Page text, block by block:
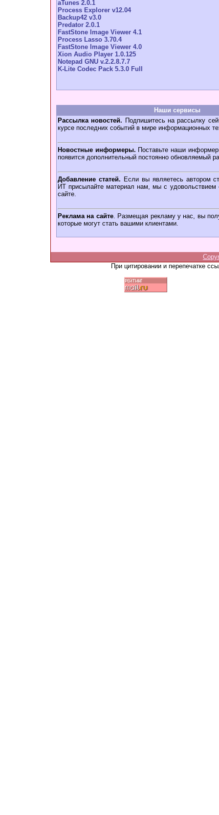
aTunes 2.0.1
Process Explorer v12.04
Backup42 v3.0
Predator 2.0.1
FastStone Image Viewer 4.1
Process Lasso 3.70.4
FastStone Image Viewer 4.0
Xion Audio Player 1.0.125
Notepad GNU v.2.2.8.7.7
K-Lite Codec Pack 5.3.0 Full
Наши сервисы
Рассылка новостей. Подпишитесь на рассылку
курсе последних событий в мире информационных
Новостные информеры. Поставьте наши
появится дополнительный постоянно обновляемый
Добавление статей. Если вы являетесь автором
ИТ присылайте материал нам, мы с удовольствием
сайте.
Реклама на сайте. Размещая рекламу у нас, вы
которые могут стать вашими клиентами.
При цитировании и перепечатке